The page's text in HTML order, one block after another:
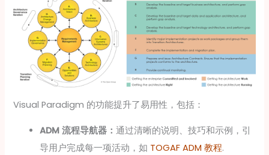
Visual Paradigm 的功能提升了易用性，包括：
ADM 流程导航器：通过清晰的说明、技巧和示例，引
导用户完成每一项活动，如 TOGAF ADM 教程.